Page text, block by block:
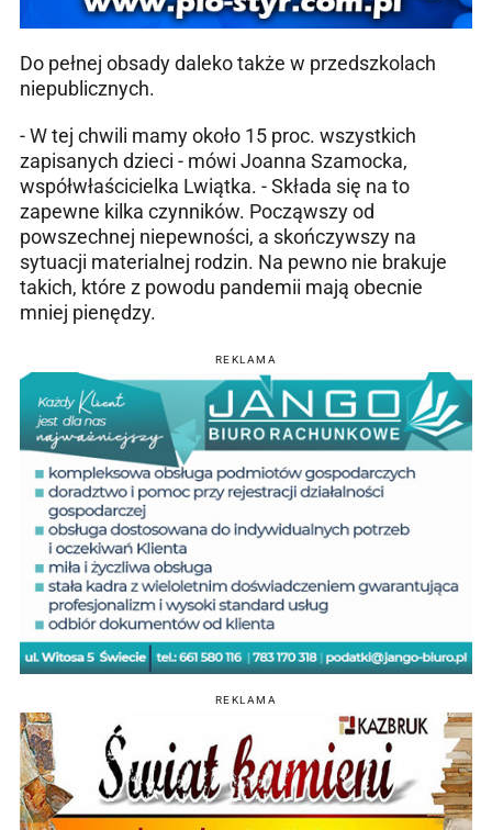
Do pełnej obsady daleko także w przedszkolach
niepublicznych.
- W tej chwili mamy około 15 proc. wszystkich
zapisanych dzieci - mówi Joanna Szamocka,
współwłaścicielka Lwiątka. - Składa się na to
zapewne kilka czynników. Począwszy od
powszechnej niepewności, a skończywszy na
sytuacji materialnej rodzin. Na pewno nie brakuje
takich, które z powodu pandemii mają obecnie
mniej pienędzy.
REKLAMA
REKLAMA